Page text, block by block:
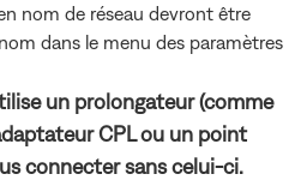
nom de réseau devront être
dans le menu des paramètres
un prolongateur (comme
CPL ou un point
connecter sans celui-ci.